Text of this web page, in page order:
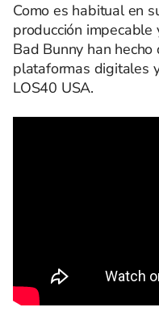
Como es habitual en
producción
Bad Bunny han
plataformas digitales
LOS40 USA.